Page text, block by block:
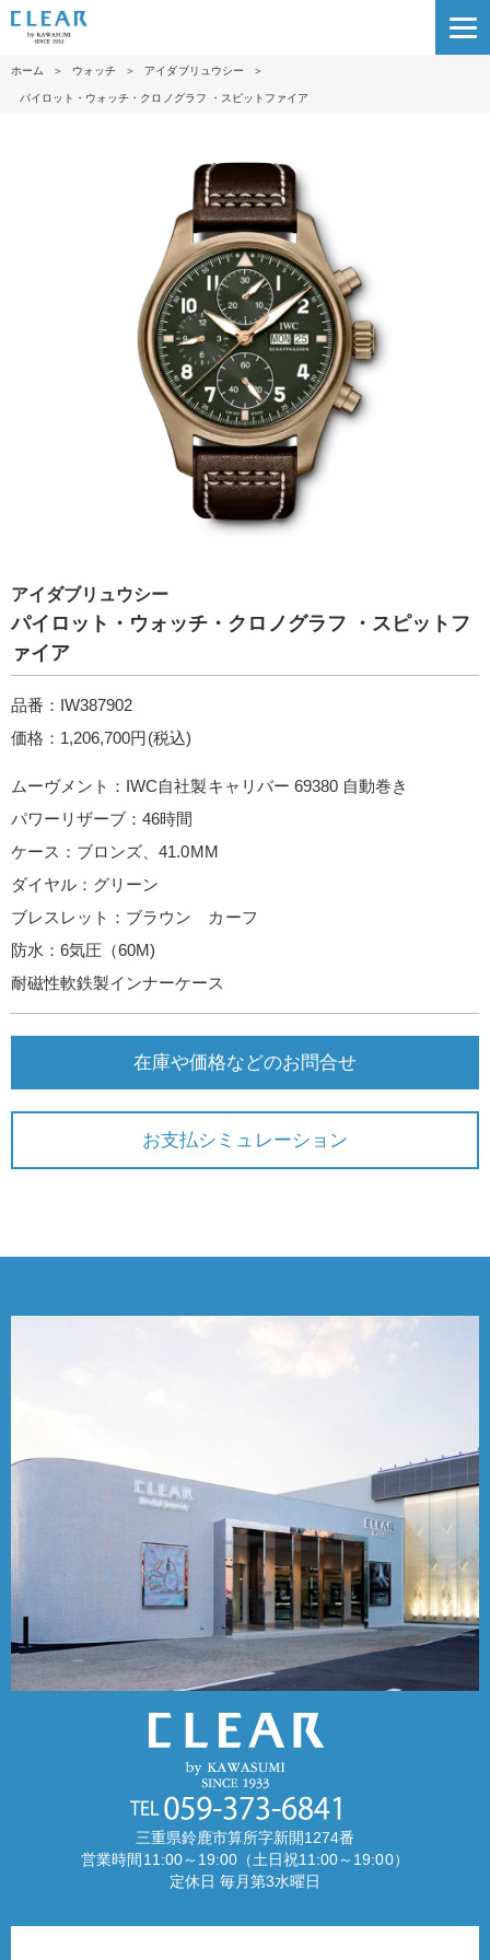
ホーム ＞ ウォッチ ＞ アイダブリュウシー ＞
パイロット・ウォッチ・クロノグラフ ・スピットファイア
アイダブリュウシー
パイロット・ウォッチ・クロノグラフ ・スピットフ
ァイア
品番：IW387902
価格：1,206,700円(税込)
ムーヴメント：IWC自社製キャリバー 69380 自動巻き
パワーリザーブ：46時間
ケース：ブロンズ、41.0MM
ダイヤル：グリーン
ブレスレット：ブラウン カーフ
防水：6気圧（60M)
耐磁性軟鉄製インナーケース
在庫や価格などのお問合せ
お支払シミュレーション
三重県鈴鹿市算所字新開1274番
営業時間11:00～19:00（土日祝11:00～19:00）
定休日 毎月第3水曜日